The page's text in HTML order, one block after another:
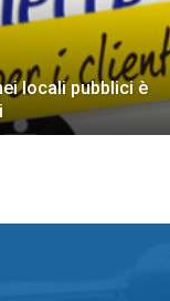
locali pubblici è